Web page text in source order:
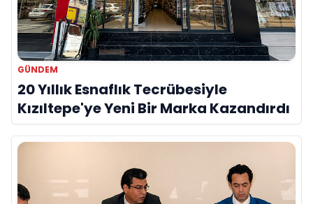
GÜNDEM
20 Yıllık Esnaflık Tecrübesiyle
Kızıltepe'ye Yeni Bir Marka Kazandırdı